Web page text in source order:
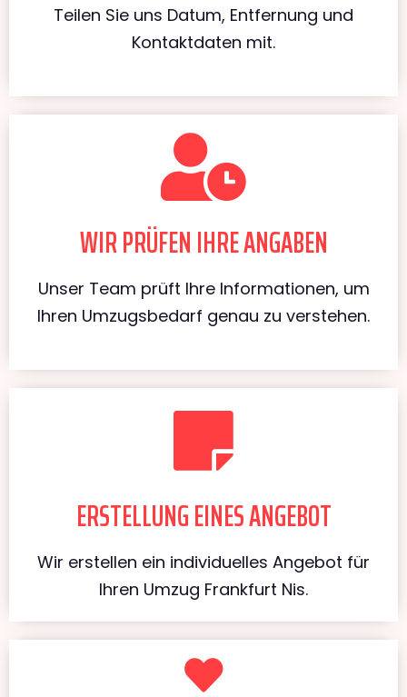
Teilen Sie uns Datum, Entfernung und
Kontaktdaten mit.
WIR PRÜFEN IHRE ANGABEN
Unser Team prüft Ihre Informationen, um
Ihren Umzugsbedarf genau zu verstehen.
ERSTELLUNG EINES ANGEBOT
Wir erstellen ein individuelles Angebot für
Ihren Umzug Frankfurt Nis.